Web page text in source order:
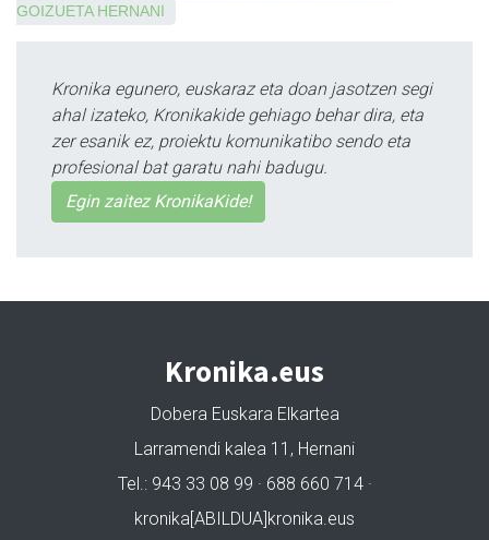
GOIZUETA HERNANI
Kronika egunero, euskaraz eta doan jasotzen segi
ahal izateko, Kronikakide gehiago behar dira, eta
zer esanik ez, proiektu komunikatibo sendo eta
profesional bat garatu nahi badugu.
Egin zaitez KronikaKide!
Kronika.eus
Dobera Euskara Elkartea
Larramendi kalea 11, Hernani
Tel.: 943 33 08 99 · 688 660 714 ·
kronika[ABILDUA]kronika.eus